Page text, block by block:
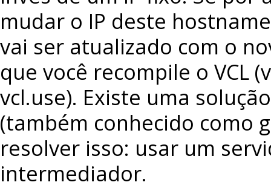
mudar o IP deste
vai ser atualizado com o
que você recompile o VCL
vcl.use). Existe uma
(também conhecido como
resolver isso: usar um
intermediador.